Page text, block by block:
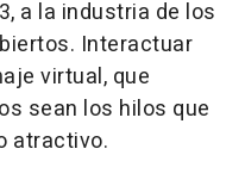
a la industria de los
Interactuar
virtual, que
sean los hilos que
atractivo.